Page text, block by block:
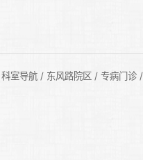
科室导航/ 东风路院区/ 专病门诊/